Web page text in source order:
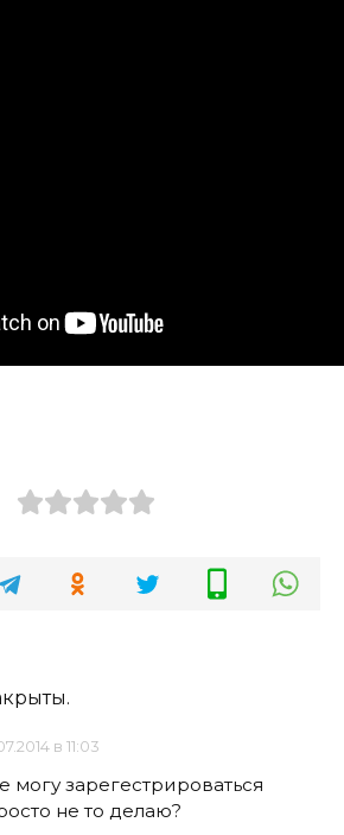
в 11:03
могу зарегестрироваться
не то делаю?